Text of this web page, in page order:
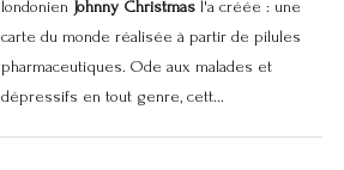
londonien Johnny Christmasl'a créée : une
carte du monde réalisée à partir de pilules
pharmaceutiques. Ode aux malades et
dépressifs en tout genre, cett...